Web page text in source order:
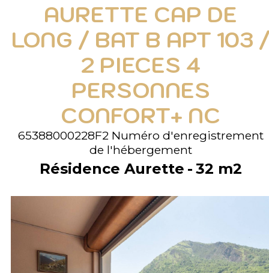
AURETTE CAP DE
LONG / BAT B APT 103
2 PIECES 4
PERSONNES
CONFORT+ NC
65388000228F2 Numéro d'enregistrement
de l'hébergement
Résidence Aurette 32 m2